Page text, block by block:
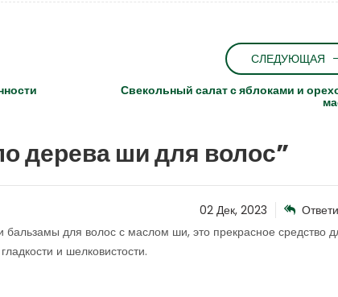
СЛЕДУЮЩАЯ
Свекольный салат с яблоками и
дерева ши для волос”
02 Дек, 2023
бальзамы для волос с маслом ши, это прекрасное средство
и шелковистости.